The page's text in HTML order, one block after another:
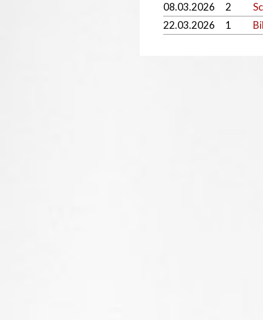
08.03.2026
2
22.03.2026
1